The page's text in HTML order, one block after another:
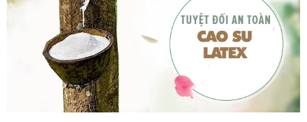
-
chống